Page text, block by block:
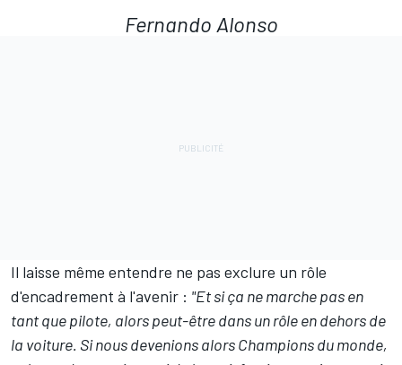
Fernando Alonso
Il laisse même entendre ne pas exclure un rôle
d'encadrement à l'avenir : "Et si ça ne marche pas en
tant que pilote, alors peut-être dans un rôle en dehors de
la voiture. Si nous devenions alors Champions du monde,